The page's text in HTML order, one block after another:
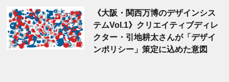
《大阪・関西万博のデザインシス
テムVol.1》クリエイティブディレ
クター・引地耕太さんが「デザイ
ンポリシー」策定に込めた意図